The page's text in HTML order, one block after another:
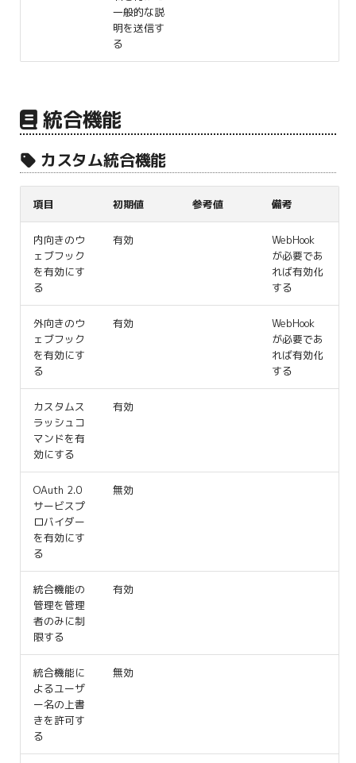
一般的な説
明を送信す
る
統合機能
カスタム統合機能
項目 初期値 参考値 備考
内向きのウ
ェブフック
を有効にす
る
有効
WebHook
が必要であ
れば有効化
する
外向きのウ
ェブフック
を有効にす
る
有効
WebHook
が必要であ
れば有効化
する
カスタムス
ラッシュコ
マンドを有
効にする
有効
OAuth 2.0
サービスプ
ロバイダー
を有効にす
る
無効
統合機能の
管理を管理
者のみに制
限する
有効
統合機能に
よるユーザ
ー名の上書
きを許可す
る
無効